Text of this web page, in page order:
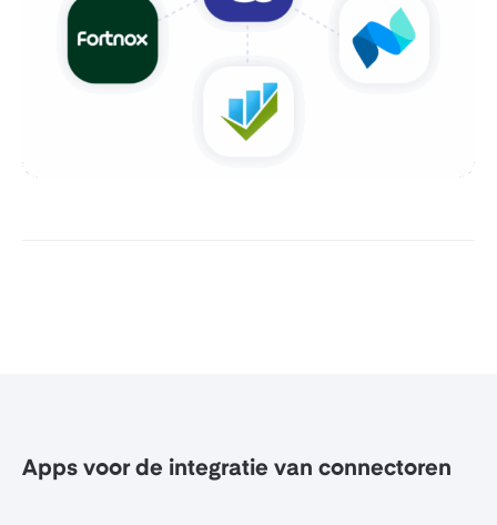
Apps voor de integratie van connectoren